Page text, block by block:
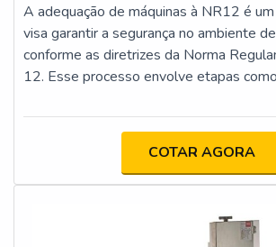
A adequação de máquinas à NR12 é
visa garantir a segurança no ambiente
conforme as diretrizes da Norma
12. Esse processo envolve etapas
segurança, atualização da
capacitação dos operadores. O objetivo
riscos de acidentes e assegurar que as
estejam em conformidade com os
COTAR AGORA